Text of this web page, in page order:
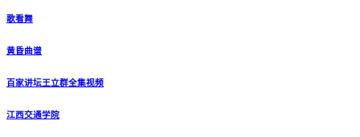
歌看舞
黄昏曲谱
百家讲坛王立群全集视频
江西交通学院